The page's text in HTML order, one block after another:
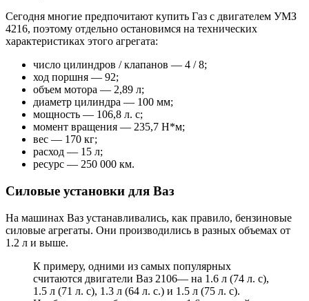
Сегодня многие предпочитают купить Газ с двигателем УМЗ
4216, поэтому отдельно остановимся на технических
характеристиках этого агрегата:
число цилиндров / клапанов — 4 / 8;
ход поршня — 92;
объем мотора — 2,89 л;
диаметр цилиндра — 100 мм;
мощность — 106,8 л. с;
момент вращения — 235,7 Н*м;
вес — 170 кг;
расход — 15 л;
ресурс — 250 000 км.
Силовые установки для Ваз
На машинах Ваз устанавливались, как правило, бензиновые
силовые агрегаты. Они производились в разных объемах от
1.2 л и выше.
К примеру, одними из самых популярных
считаются двигатели Ваз 2106— на 1.6 л (74 л. с),
1.5 л (71 л. с), 1.3 л (64 л. с.) и 1.5 л (75 л. с).